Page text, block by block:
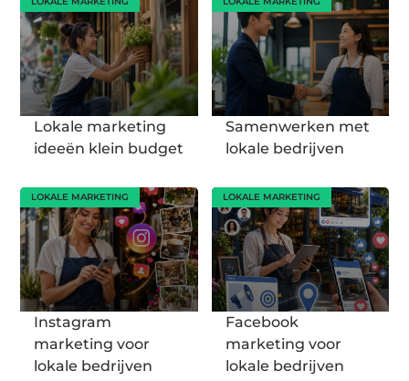
Lokale marketing
ideeën klein budget
Samenwerken met
lokale bedrijven
LOKALE MARKETING
Instagram
marketing voor
lokale bedrijven
LOKALE MARKETING
Facebook
marketing voor
lokale bedrijven